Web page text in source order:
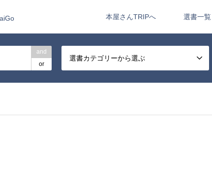
本屋さんTRIPへ 選書一覧
and
or
選書カテゴリーから選ぶ